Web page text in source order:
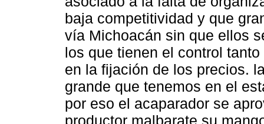
baja competitividad y que
vía Michoacán sin que ellos
los que tienen el control
en la fijación de los precios.
grande que tenemos en el
por eso el acaparador se
productor malbarate su